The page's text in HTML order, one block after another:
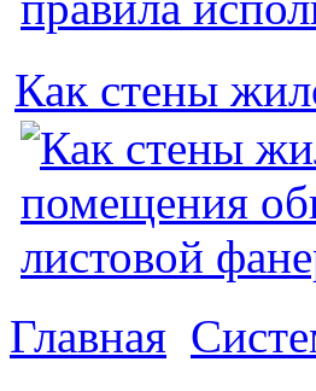
Как стены
Главная